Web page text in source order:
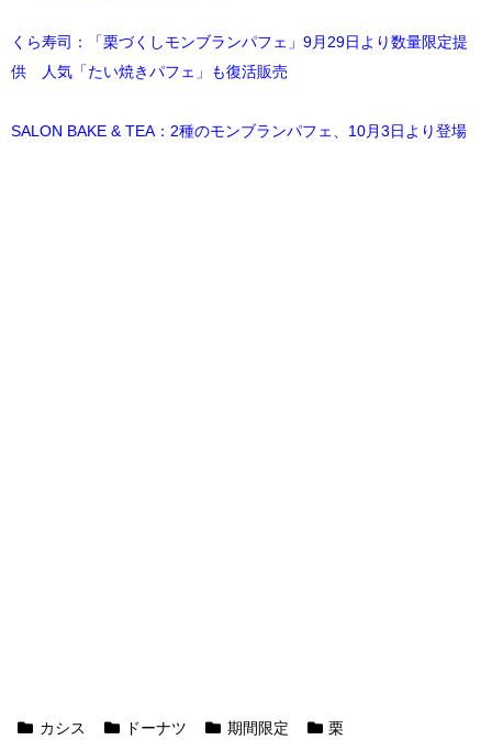
くら寿司：「栗づくしモンブランパフェ」9月29日より数量限定提
供 人気「たい焼きパフェ」も復活販売
SALON BAKE & TEA：2種のモンブランパフェ、10月3日より登場
カシス ドーナツ 期間限定 栗